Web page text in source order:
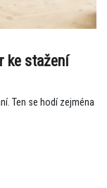
ke stažení
Ten se hodí zejména